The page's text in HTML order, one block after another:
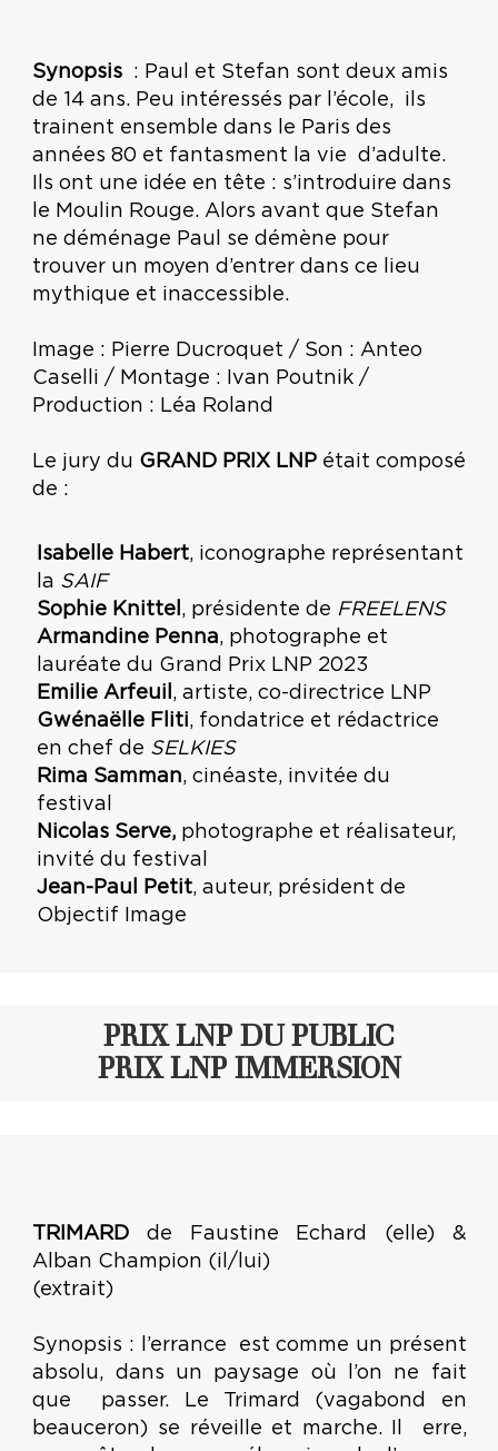
Synopsis: Paul et Stefan sont deux amis
de 14 ans. Peu intéressés par l’école, ils
trainent ensemble dans le Paris des
années 80 et fantasment la vie d’adulte.
Ils ont une idée en tête : s’introduire dans
le Moulin Rouge. Alors avant que Stefan
ne déménage Paul se démène pour
trouver un moyen d’entrer dans ce lieu
mythique et inaccessible.
Image : Pierre Ducroquet / Son : Anteo
Caselli / Montage : Ivan Poutnik /
Production : Léa Roland
Le jury du GRAND PRIX LNPétait composé
de :
Isabelle Habert, iconographe représentant
la SAIF
Sophie Knittel , présidente de FREELENS
Armandine Penna, photographe et
lauréate du Grand Prix LNP 2023
Emilie Arfeuil , artiste, co-directrice LNP
Gwénaëlle Fliti, fondatrice et rédactrice
en chef de SELKIES
Rima Samman, cinéaste, invitée du
festival
Nicolas Serve,photographe et réalisateur,
invité du festival
Jean-Paul Petit, auteur, président de
Objectif Image
PRIX LNP DU PUBLIC
PRIX LNP IMMERSION
TRIMARDde Faustine Echard (elle) &
Alban Champion (il/lui)
(extrait)
Synopsis : l’errance est comme un présent
absolu, dans un paysage où l’on ne fait
que passer. Le Trimard (vagabond en
beauceron) se réveille et marche. Il erre,